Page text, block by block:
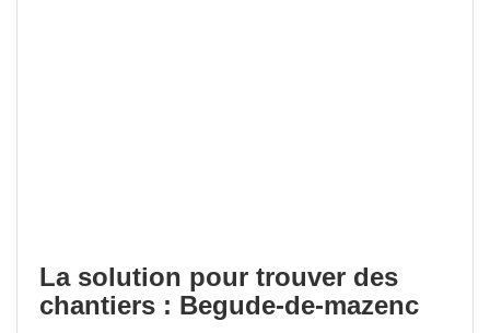
La solution pour trouver des
chantiers : Begude-de-mazenc